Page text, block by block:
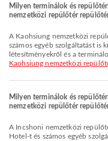
Milyen terminálok és
nemzetközi repülőtér
A Kaohsiung nemzetközi repülőtér Taxi, Kerekesszék, Parkolóhelyek mellett
számos egyéb szolgáltatást is
létesítményekről és a
Kaohsiung nemzetközi
Milyen terminálok és
nemzetközi repülőtér
A Incshoni nemzetközi repülőtér Bölcsődei szoba, Duty Free Shop, Airport
Hotel-t és számos egyéb